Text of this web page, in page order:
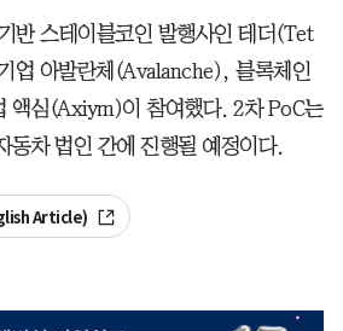
반 스테이블코인 발행사인 테더(Tet
업 아발란체(Avalanche), 블록체인
액심(Axiym)이 참여했다. 2차 PoC는
동차 법인 간에 진행될 예정이다.
Article)